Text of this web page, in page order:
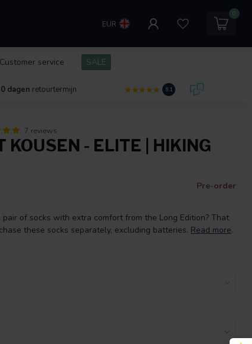
EUR
0
Customer service SALE
dagen retourtermijn 9.1
7 reviews
KOUSEN - ELITE | HIKING
Pre-order
of socks with extra comfort from the Long Edition? That
these socks separately, excluding batteries. Read more.